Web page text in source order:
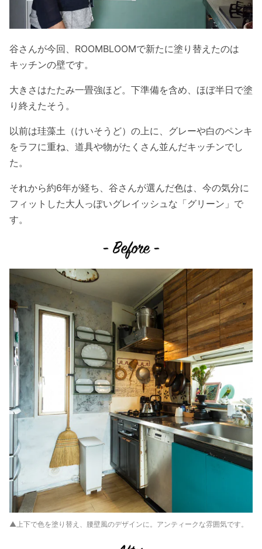
谷さんが今回、ROOMBLOOMで新たに塗り替えたのは
キッチンの壁です。
大きさはたたみ一畳強ほど。下準備を含め、ほぼ半日で塗
り終えたそう。
以前は珪藻土（けいそうど）の上に、グレーや白のペンキ
をラフに重ね、道具や物がたくさん並んだキッチンでし
た。
それから約6年が経ち、谷さんが選んだ色は、今の気分に
フィットした大人っぽいグレイッシュな「グリーン」で
す。
▲上下で色を塗り替え、腰壁風のデザインに。アンティークな雰囲気です。